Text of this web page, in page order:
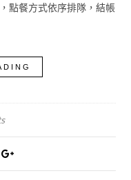
點餐方式依序排隊，結帳